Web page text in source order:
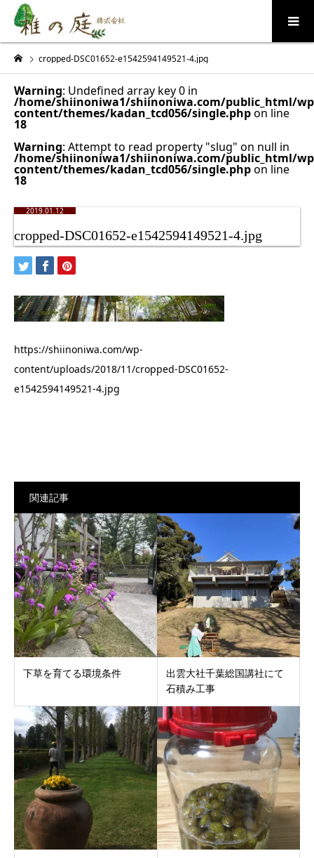
cropped-DSC01652-e1542594149521-4.jpg
Warning: Undefined array key 0 in
/home/shiinoniwa1/shiinoniwa.com/public_html/
content/themes/kadan_tcd056/single.phpon line
18
Warning: Attempt to read property "slug" on null in
/home/shiinoniwa1/shiinoniwa.com/public_html/
content/themes/kadan_tcd056/single.phpon line
18
2019.01.12
cropped-DSC01652-e1542594149521-4.jpg
https://shiinoniwa.com/wp-
content/uploads/2018/11/cropped-DSC01652-
e1542594149521-4.jpg
関連記事
下草を育てる環境条件
出雲大社千葉総国講社にて
石積み工事